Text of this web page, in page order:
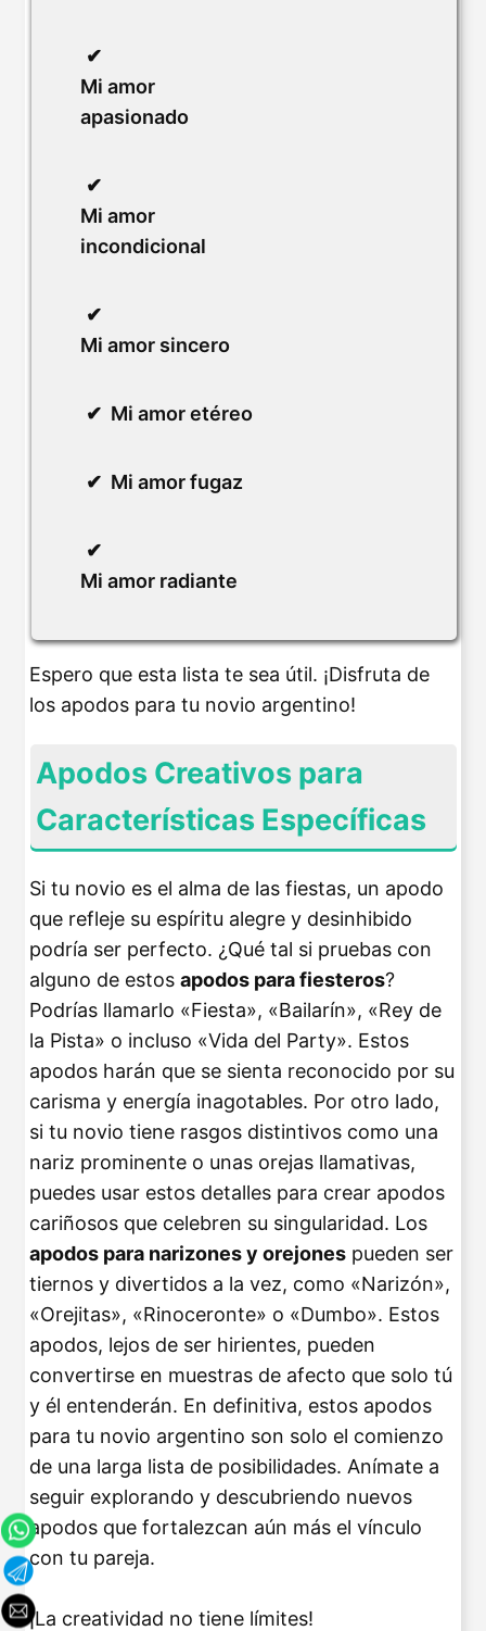
Mi amor
apasionado
Mi amor
incondicional
Mi amor sincero
Mi amor etéreo
Mi amor fugaz
Mi amor radiante
Espero que esta lista te sea útil. ¡Disfruta de
los apodos para tu novio argentino!
Apodos Creativos para
Características Específicas
Si tu novio es el alma de las fiestas, un apodo
que refleje su espíritu alegre y desinhibido
podría ser perfecto. ¿Qué tal si pruebas con
alguno de estos apodos para fiesteros?
Podrías llamarlo «Fiesta», «Bailarín», «Rey de
la Pista» o incluso «Vida del Party». Estos
apodos harán que se sienta reconocido por su
carisma y energía inagotables. Por otro lado,
si tu novio tiene rasgos distintivos como una
nariz prominente o unas orejas llamativas,
puedes usar estos detalles para crear apodos
cariñosos que celebren su singularidad. Los
apodos para narizones y orejones pueden ser
tiernos y divertidos a la vez, como «Narizón»,
«Orejitas», «Rinoceronte» o «Dumbo». Estos
apodos, lejos de ser hirientes, pueden
convertirse en muestras de afecto que solo tú
y él entenderán. En definitiva, estos apodos
para tu novio argentino son solo el comienzo
de una larga lista de posibilidades. Anímate a
seguir explorando y descubriendo nuevos
apodos que fortalezcan aún más el vínculo
con tu pareja.
¡La creatividad no tiene límites!